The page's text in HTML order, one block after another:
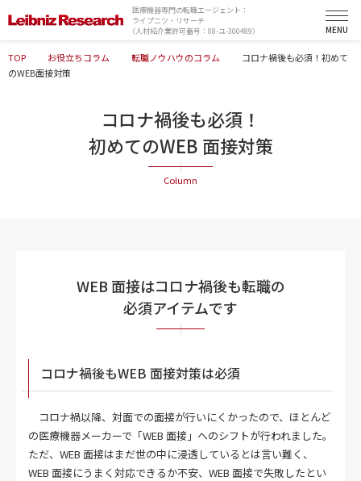
医療機器専門の転職エージェント：
ライプニツ・リサーチ
（人材紹介業許可番号：08-ユ-300489）
TOP お役立ちコラム 転職ノウハウのコラム
コロナ禍後も必須！初めて
のWEB面接対策
コロナ禍後も必須！
初めてのWEB 面接対策
WEB 面接はコロナ禍後も転職の
必須アイテムです
コロナ禍後もWEB 面接対策は必須
コロナ禍以降、対面での面接が行いにくかったので、ほとんど
の医療機器メーカーで「WEB 面接」へのシフトが行われました。
ただ、WEB 面接はまだ世の中に浸透しているとは言い難く、
WEB 面接にうまく対応できるか不安、WEB 面接で失敗したとい